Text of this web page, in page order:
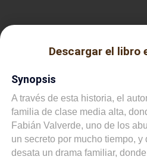
Descargar el libro
Synopsis
A través de esta historia, el
familia de clase media alta,
Fabián Valverde, uno de los
un secreto por mucho tiempo, y
desata un drama familiar,